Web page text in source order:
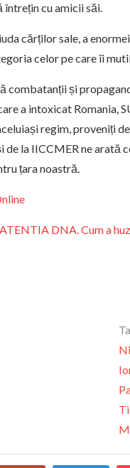
cu amicii săi.
cărților sale, a
celor pe care îi
combatanții și
a intoxicat Romania,
regim, proveniți
de la IICCMER ne arată
țara noastră.
DNA. Cum a